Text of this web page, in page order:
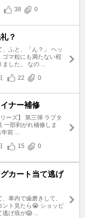
38 0
？
、ふと、「ん？」 ヘッ
ゴマ粒にも満たない程
した。 なの ...
22 0
ナー補修
ーズ】 第三弾 ラプタ
一部剥がれ補修しま
前 ...
15 0
カート当て逃げ
車内で歯磨きして、
ント見たら😭 ショッピ
逃げ痕が😱 ...